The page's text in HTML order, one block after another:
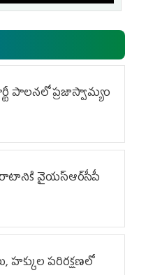
పాలనలో ప్రజాస్వామ్యం
వైయ‌స్ఆర్‌సీపీ
హక్కుల పరిరక్షణలో